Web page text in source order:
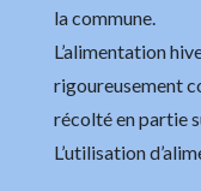
la commune.
L’alimentation
rigoureusement
récolté en partie
L’utilisation